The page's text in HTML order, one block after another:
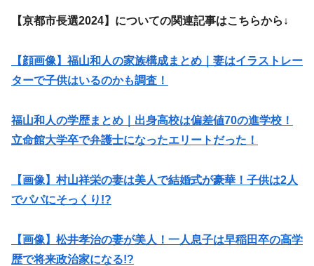
【京都市長選2024】についての関連記事はこちらから↓
【顔画像】福山和人の家族構成まとめ｜妻はイラストレー
ターで子供はいるのかも調査！
福山和人の学歴まとめ｜出身高校は偏差値70の進学校！
立命館大学卒で弁護士になったエリートだった！
【画像】村山祥栄の妻は美人で結婚式が豪華！子供は2人
でパパにそっくり!?
【画像】松井孝治の妻が美人！一人息子は早稲田卒の高学
歴で将来政治家になる!?